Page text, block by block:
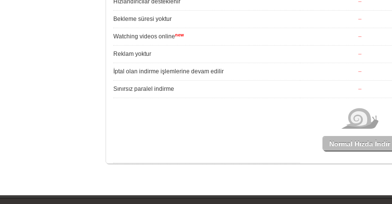
Hızlandırıcılar desteklenir
Bekleme süresi yoktur
Watching videos onlinenew
Reklam yoktur
İptal olan indirme işlemlerine devam edilir
Sınırsız paralel indirme
Normal Hızda İndir